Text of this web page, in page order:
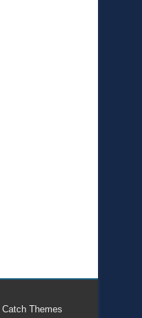
Catch Themes